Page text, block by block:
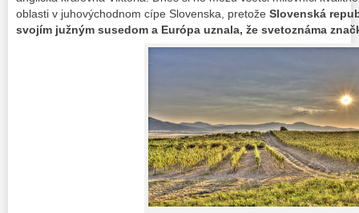
oblasti v juhovýchodnom cípe Slovenska, pretože Slovenská
svojím južným susedom a Európa uznala, že svetoznáma